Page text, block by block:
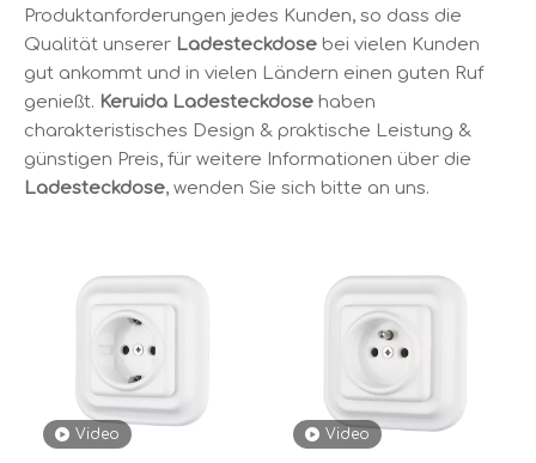
Produktanforderungen jedes Kunden, so dass die
Qualität unserer Ladesteckdose bei vielen Kunden
gut ankommt und in vielen Ländern einen guten Ruf
genießt. Keruida Ladesteckdose haben
charakteristisches Design & praktische Leistung &
günstigen Preis, für weitere Informationen über die
Ladesteckdose, wenden Sie sich bitte an uns.
Video Video